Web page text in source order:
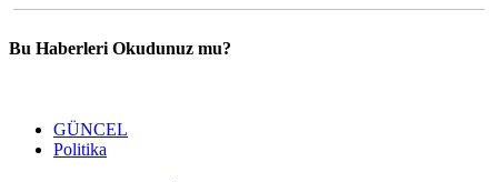
Bu Haberleri Okudunuz mu?
GÜNCEL
Politika